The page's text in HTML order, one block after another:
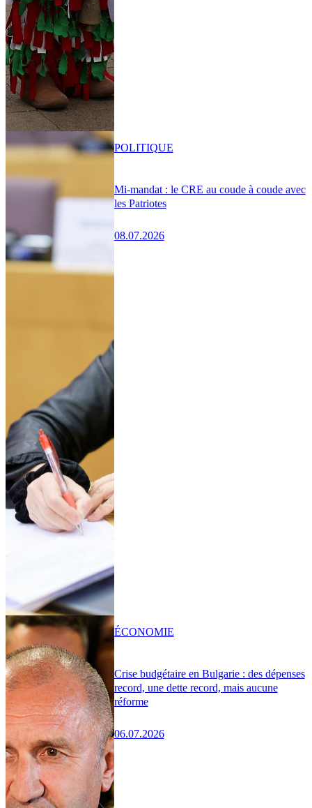
Mi-mandat : le CRE au coude à coude avec
les Patriotes
08.07.2026
POLITIQUE
Crise budgétaire en Bulgarie : des dépenses
record, une dette record, mais aucune
réforme
06.07.2026
ÉCONOMIE